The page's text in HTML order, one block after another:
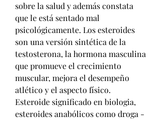
sobre la salud y además constata
que le está sentado mal
psicológicamente. Los esteroides
son una versión sintética de la
testosterona, la hormona masculina
que promueve el crecimiento
muscular, mejora el desempeño
atlético y el aspecto físico.
Esteroide significado en biologia,
esteroides anabólicos como droga -